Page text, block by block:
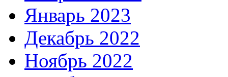
Январь 2023
Декабрь 2022
Ноябрь 2022